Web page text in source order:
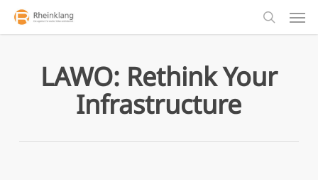
Skip
search
LAWO: Rethink Your
Infrastructure